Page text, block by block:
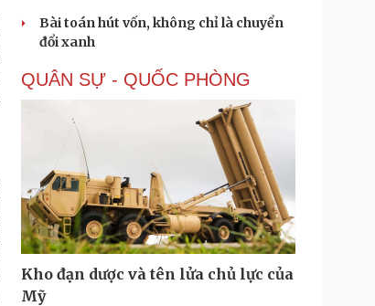
Bài toán hút vốn, không chỉ là chuyển
đổi xanh
QUÂN SỰ - QUỐC PHÒNG
Kho đạn dược và tên lửa chủ lực của
Mỹ